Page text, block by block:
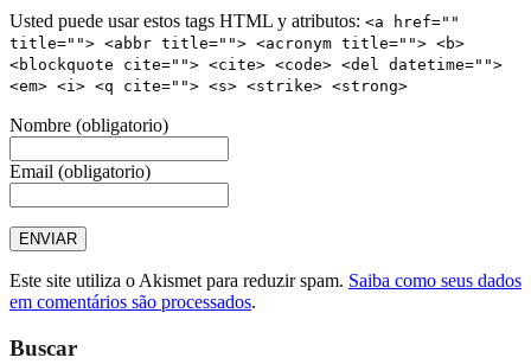
Usted puede usar estos tags HTML y atributos: <a href=""
title=""> <abbr title=""> <acronym title=""> <b>
<blockquote cite=""> <cite> <code> <del datetime="">
<em> <i> <q cite=""> <s> <strike> <strong>
Nombre (obligatorio)
Email (obligatorio)
Este site utiliza o Akismet para reduzir spam. Saiba como seus dados
em comentários são processados.
Buscar